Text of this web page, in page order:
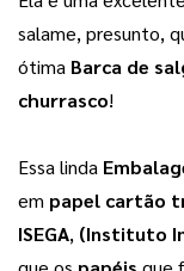
salame, presunto,
ótima Barca de
churrasco!
Essa linda
em papel cartão
ISEGA, (Instituto